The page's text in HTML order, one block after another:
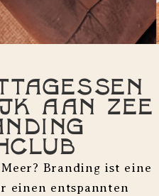
aan Zee
Branding ist eine
einen entspannten